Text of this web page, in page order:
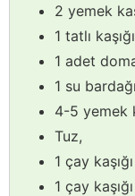
2 yemek
1 tatlı
1 adet
1 su
4-5 yemek
Tuz,
1 çay
1 çay